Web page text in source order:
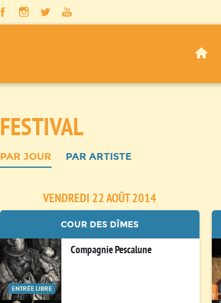
FESTIVAL
PAR JOUR PAR ARTISTE
VENDREDI 22 AOÛT 2014
COUR DES DÎMES
ENTRÉE LIBRE
Compagnie Pescalune